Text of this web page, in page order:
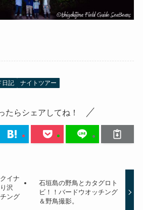
日記 ナイトツアー
たらシェアしてね！
イナ
沢
ング
石垣島の野鳥とカタグロト
ビ！！バードウオッチング
＆野鳥撮影。